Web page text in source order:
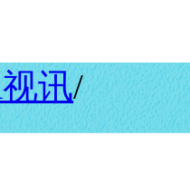
讯/